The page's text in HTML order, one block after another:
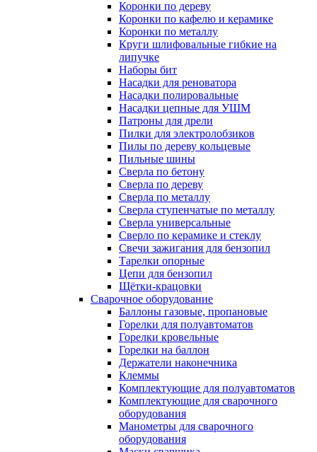
Коронки по дереву
Коронки по кафелю и керамике
Коронки по металлу
Круги шлифовальные гибкие на
липучке
Наборы бит
Насадки для реноватора
Насадки полировальные
Насадки цепные для УШМ
Патроны для дрели
Пилки для электролобзиков
Пилы по дереву кольцевые
Пильные шины
Сверла по бетону
Сверла по дереву
Сверла по металлу
Сверла ступенчатые по металлу
Сверла универсальные
Сверло по керамике и стеклу
Свечи зажигания для бензопил
Тарелки опорные
Цепи для бензопил
Щётки-крацовки
Сварочное оборудование
Баллоны газовые, пропановые
Горелки для полуавтоматов
Горелки кровельные
Горелки на баллон
Держатели наконечника
Клеммы
Комплектующие для полуавтоматов
Комплектующие для сварочного
оборудования
Манометры для сварочного
оборудования